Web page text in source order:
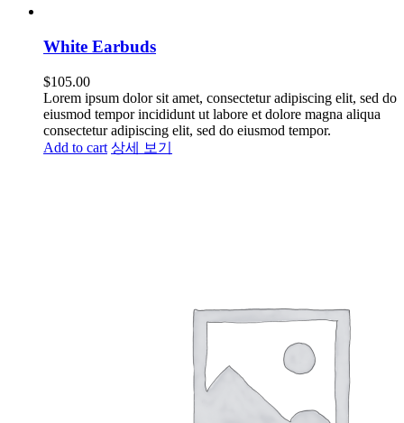
White Earbuds
$105.00
Lorem ipsum dolor sit amet, consectetur adipiscing elit, sed do
eiusmod tempor incididunt ut labore et dolore magna aliqua
consectetur adipiscing elit, sed do eiusmod tempor.
Add to cart 상세 보기